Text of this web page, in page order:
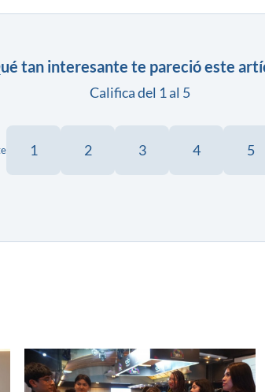
tan interesante te pareció este
Califica del 1 al 5
1 2 3 4 5